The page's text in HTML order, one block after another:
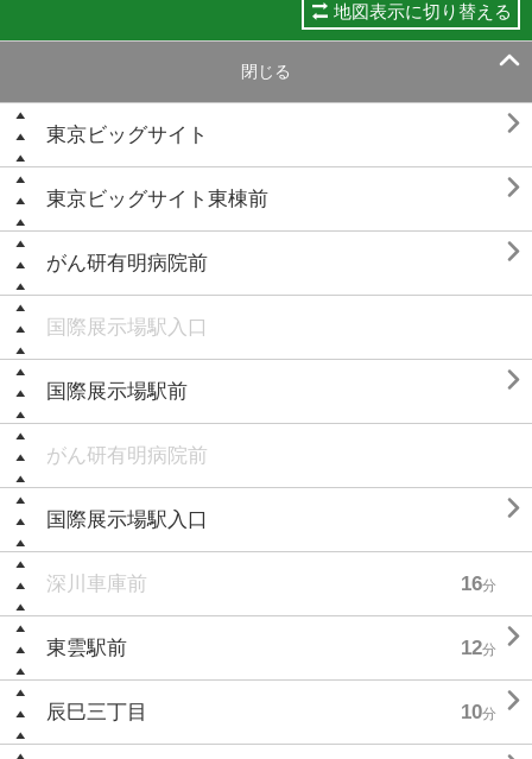
地図表示に切り替える
閉じる 
東京ビッグサイト 
東京ビッグサイト東棟前 
がん研有明病院前 
国際展示場駅入口
国際展示場駅前 
がん研有明病院前
国際展示場駅入口 
深川車庫前 16分
東雲駅前 12分 
辰巳三丁目 10分 